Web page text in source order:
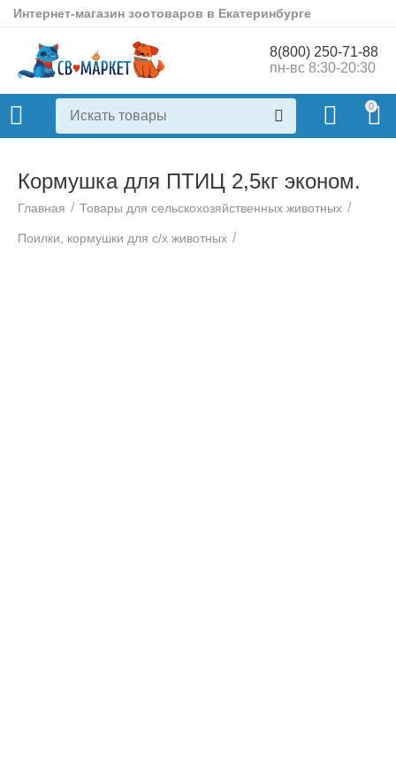
Интернет-магазин зоотоваров в Екатеринбурге
8(800) 250-71-88
пн-вс 8:30-20:30
0
Кормушка для ПТИЦ 2,5кг эконом.
Главная / Товары для сельскохозяйственных животных /
Поилки, кормушки для с/х животных /